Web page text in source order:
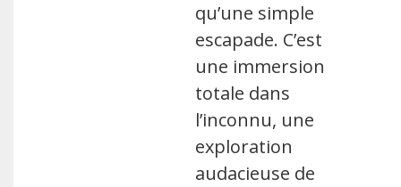
qu’une simple
escapade. C’est
une immersion
totale dans
l’inconnu, une
exploration
audacieuse de